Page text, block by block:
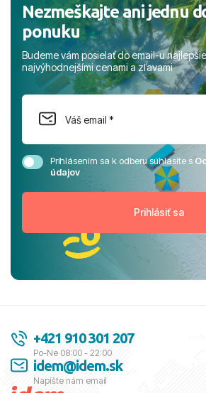
Nezmeškajte ani jednu
ponuku
Budeme vám posielať do email-u
najvýhodnejšími cenami a zľavami
Prihlásením sa k odberu súhlasíte s
údajov
+421 910 301 207
Po-Ne 08:00 - 22:00
idem@idem.sk
Napíšte nám email